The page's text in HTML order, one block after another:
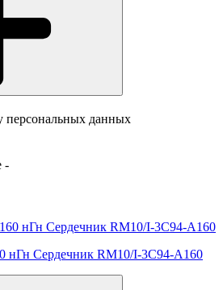
персональных данных
-
нГн Сердечник RM10/I-3C94-A160